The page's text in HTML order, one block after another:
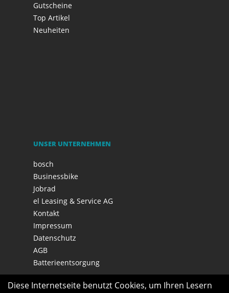
Gutscheine
Top Artikel
Neuheiten
UNSER UNTERNEHMEN
bosch
Businessbike
Jobrad
el Leasing & Service AG
Kontakt
Impressum
Datenschutz
AGB
Batterieentsorgung
Diese Internetseite benutzt Cookies, um Ihren Lesern